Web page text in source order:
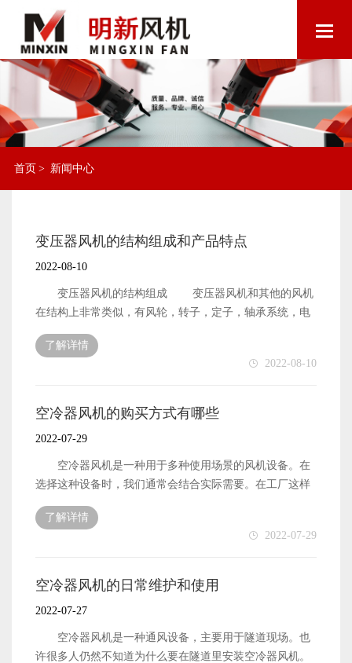
首页 > 新闻中心
变压器风机的结构组成和产品特点
2022-08-10
变压器风机的结构组成 变压器风机和其他的风机
在结构上非常类似，有风轮，转子，定子，轴承系统，电
机，控制器，固定件等组成。变压器风机主要用于干式变
压器的散热处理，可以辅助变压器的工作。 变压器风
机的产品特点 1：变压器风机使用冷轧硅钢片进行制
动时的噪音。 2：变压器风机安装在变压器的一侧，
会影响到变压器的使用。 3：变压器风机的风轮采用
斜叶片的结构，并不是从美观度上面来进行考虑的，而是
为了降低叶片之间的风声噪音和风阻，增加通过的风量，
理，可以增加风轮的表面光滑度，光滑度一旦增加后，表
面就不容易出现灰尘堆积的情况，在进行正常转动的时
动的平衡。 5：变压器风机经过精密的平衡性能调
试，目的就是为了保证转动的平衡。 6：不锈钢板冲
压成型的端板，让变压器风机的使用起来更加的稳定，结
构的可靠性就会增加，同时也可以隔绝一些转动时候的噪
音。
了解详情
2022-08-10
空冷器风机的购买方式有哪些
2022-07-29
空冷器风机是一种用于多种使用场景的风机设备。在
选择这种设备时，我们通常会结合实际需要。在工厂这样
的地方，需要空冷器风机来保持通风。工厂生产对环境要
求很高，一些工厂在工作期间可能会提高工厂的温度。这
不仅会影响工人的施工状态，还会影响生产。因此，需要
态。 空冷器风机的选择 在选择空冷器风机时，我
相对较高。在这种情况下，有必要选择大排量空冷器风
机，或同时安装更多空冷器风机，使设备同时工作，从而
达到更好的通风和冷却效果。如果生产过程中伴有颗粒
了解详情
2022-07-29
空冷器风机的日常维护和使用
2022-07-27
空冷器风机是一种通风设备，主要用于隧道现场。也
许很多人仍然不知道为什么要在隧道里安装空冷器风机。